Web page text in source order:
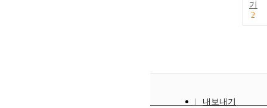
기
2
내보내기